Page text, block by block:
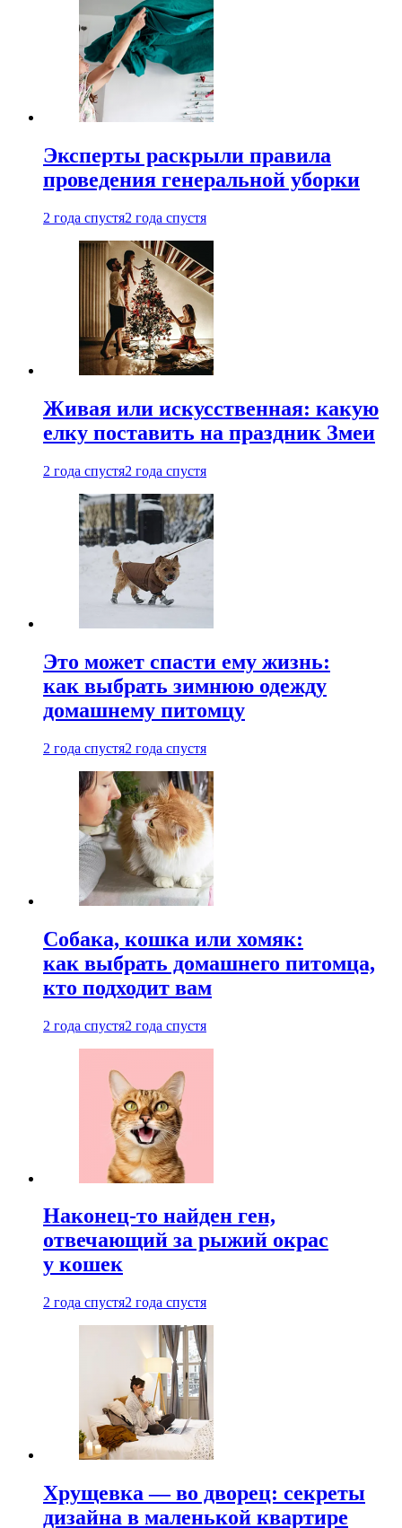
Эксперты раскрыли правила
проведения генеральной уборки
2 года спустя2 года спустя
Живая или искусственная: какую
елку поставить на праздник Змеи
2 года спустя2 года спустя
Это может спасти ему жизнь:
как выбрать зимнюю одежду
домашнему питомцу
2 года спустя2 года спустя
Собака, кошка или хомяк:
как выбрать домашнего питомца,
кто подходит вам
2 года спустя2 года спустя
Наконец-то найден ген,
отвечающий за рыжий окрас
у кошек
2 года спустя2 года спустя
Хрущевка — во дворец: секреты
дизайна в маленькой квартире